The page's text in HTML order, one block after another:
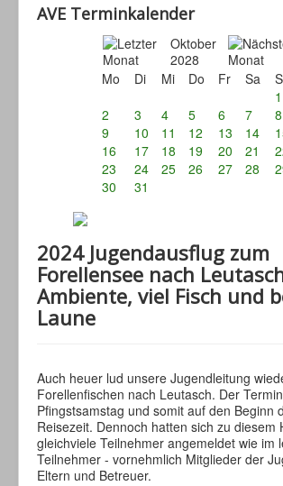
AVE Terminkalender
Oktober
2028
Mo
Di Mi Do Fr Sa
1
2
3 4 5 6 7
8
9
10 11 12 13 14
16
17 18 19 20 21
23
24 25 26 27 28
30
31
2024 Jugendausflug zum
Forellensee nach
Ambiente, viel Fisch und
Laune
Auch heuer lud unsere Jugendleitung
Forellenfischen nach Leutasch. Der
Pfingstsamstag und somit auf den Beginn
Reisezeit. Dennoch hatten sich zu diesem
gleichviele Teilnehmer angemeldet wie im
Teilnehmer - vornehmlich Mitglieder der
Eltern und Betreuer.